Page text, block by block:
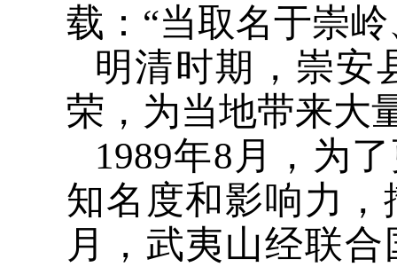
载：“当取名于崇
明清时期，崇安
荣，为当地带来大
1989年8月，为
知名度和影响力，
月，武夷山经联